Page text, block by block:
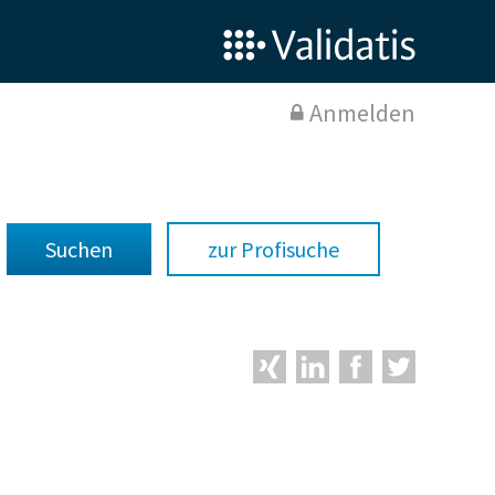
Anmelden
zur Profisuche